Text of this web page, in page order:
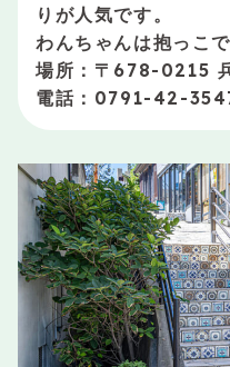
りが人気です。
わんちゃんは抱っこ
場所：〒678-0215
電話：0791-42-